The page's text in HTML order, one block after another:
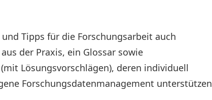
Tipps für die Forschungsarbeit auch
der Praxis, ein Glossar sowie
Lösungsvorschlägen), deren individuell
Forschungsdatenmanagement unterstützen